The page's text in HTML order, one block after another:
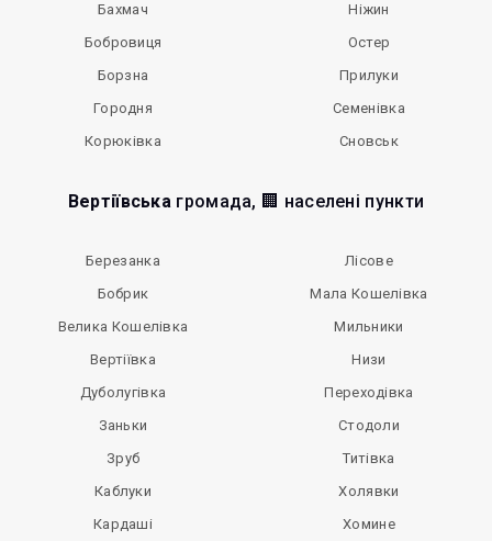
Бахмач
Бобровиця
Борзна
Городня
Корюківка
Ніжин
Остер
Прилуки
Семенівка
Сновськ
Вертіївська громада, 🏢 населені пункти
Березанка
Бобрик
Велика Кошелівка
Вертіївка
Дуболугівка
Заньки
Зруб
Каблуки
Кардаші
Лісове
Мала Кошелівка
Мильники
Низи
Переходівка
Стодоли
Титівка
Холявки
Хомине